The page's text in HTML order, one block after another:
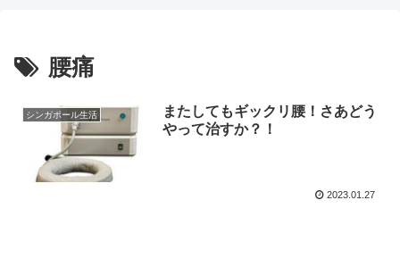
腰痛
シンガポール生活
またしてもギックリ腰！さあどう
やって治すか？！
2023.01.27